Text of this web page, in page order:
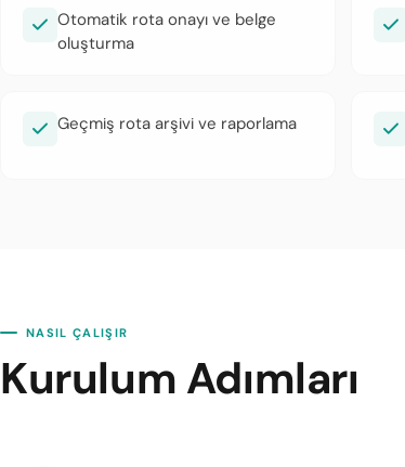
Otomatik rota onayı ve belge
oluşturma
Geçmiş rota arşivi ve raporlama
NASIL ÇALIŞIR
Kurulum Adımları